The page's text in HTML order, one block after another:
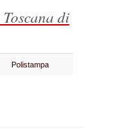
di
Polistampa